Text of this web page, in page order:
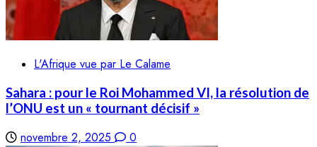
L'Afrique vue par Le Calame
Sahara : pour le Roi Mohammed VI, la résolution de
l’ONU est un « tournant décisif »
novembre 2, 2025 0